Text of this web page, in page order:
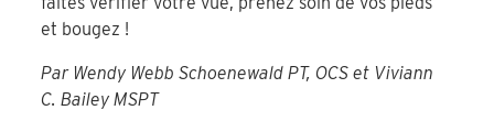
et bougez !
Par Wendy Webb Schoenewald PT, OCS et Viviann
C. Bailey MSPT